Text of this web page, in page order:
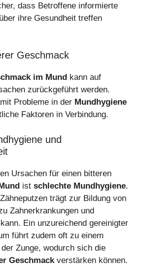
dass Betroffene informierte
ihre Gesundheit treffen
Geschmack
im Mund kann auf
zurückgeführt werden.
Probleme in der Mundhygiene
Faktoren in Verbindung.
und
Ursachen für einen bitteren
ist schlechte Mundhygiene.
trägt zur Bildung von
Zahnerkrankungen und
Ein unzureichend gereinigter
führt zudem oft zu einem
Zunge, wodurch sich die
Geschmackverstärken können.